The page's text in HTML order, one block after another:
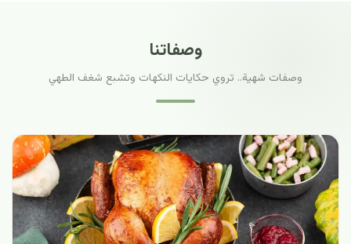
وصفاتنا
وصفات شهية.. تروي حكايات النكهات وتشبع شغف الطهي